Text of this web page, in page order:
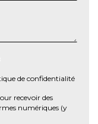
de confidentialité
recevoir des
numériques (y